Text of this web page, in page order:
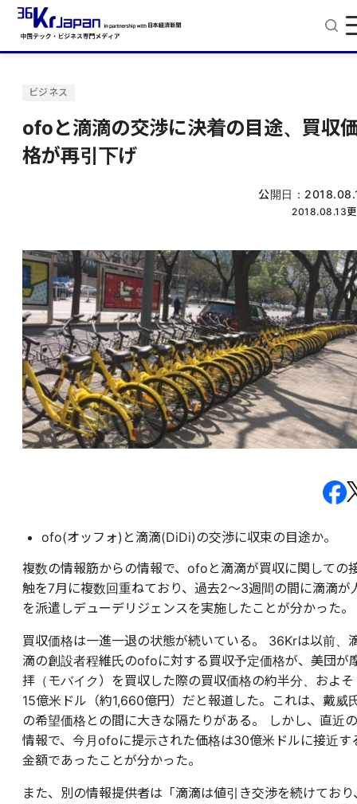
ビジネス
ofoと滴滴の交渉に決着の目途、買収
格が再引下げ
公開日：
2018.08.13
ofo(オッフォ)と滴滴(DiDi)の交渉に収束の目途か。
複数の情報筋からの情報で、ofoと滴滴が買収に関しての
触を7月に複数回重ねており、過去2〜3週間の間に滴滴が
を派遣しデューデリジェンスを実施したことが分かった。
買収価格は一進一退の状態が続いている。 36Krは以前、
滴の創設者程維氏のofoに対する買収予定価格が、美団が
拝（モバイク）を買収した際の買収価格の約半分、およそ
15億米ドル（約1,660億円）だと報道した。これは、戴威
の希望価格との間に大きな隔たりがある。 しかし、直近の
情報で、今月ofoに提示された価格は30億米ドルに接近す
金額であったことが分かった。
また、別の情報提供者は「滴滴は値引き交渉を続けており